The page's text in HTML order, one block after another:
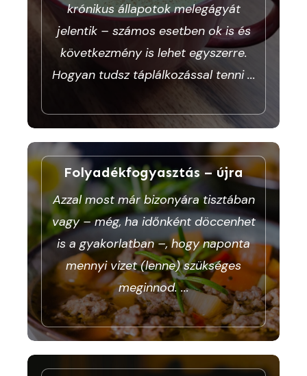
krónikus állapotok melegágyát
jelentik – számos esetben ok is és
következmény is lehet egyszerre.
Hogyan tudsz táplálkozással tenni...
Folyadékfogyasztás – újra
Azzal most már bizonyára tisztában
vagy – még, ha időnként döccenhet
is a gyakorlatban –, hogy naponta
mennyi vizet (lenne) szükséges
meginnod....